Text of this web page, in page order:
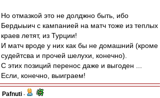
Но отмазкой это не долджно быть, ибо
Бердыыич с кампанией на матч тоже из теплых
краев летят, из Турции!
И матч вроде у них как бы не домашний (кроме
судейтсва и прочей шелухи, конечно).
С этих позиций перенос даже и выгоден ...
Если, конечно, выиграем!
Pafnuti -